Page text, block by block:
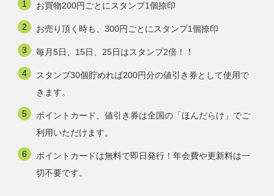
お買物200円ごとにスタンプ1個捺印
お売り頂く時も、300円ごとにスタンプ1個捺印
毎月5日、15日、25日はスタンプ2倍！！
スタンプ30個貯めれば200円分の値引き券として使用で
きます。
ポイントカード、値引き券は全国の「ほんだらけ」でご
利用いただけます。
ポイントカードは無料で即日発行！年会費や更新料は一
切不要です。